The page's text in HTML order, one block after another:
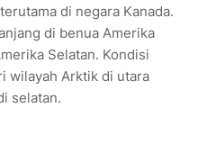
di negara Kanada.
di benua Amerika
Selatan. Kondisi
wilayah Arktik di utara
selatan.